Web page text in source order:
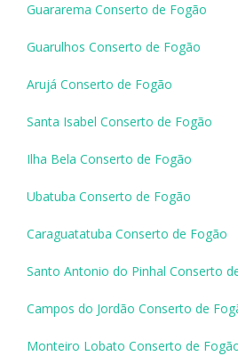
Guararema Conserto de Fogão
Guarulhos Conserto de Fogão
Arujá Conserto de Fogão
Santa Isabel Conserto de Fogão
Ilha Bela Conserto de Fogão
Ubatuba Conserto de Fogão
Caraguatatuba Conserto de Fogão
Santo Antonio do Pinhal Conserto
Campos do Jordão Conserto de
Monteiro Lobato Conserto de